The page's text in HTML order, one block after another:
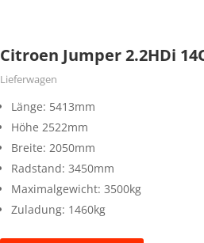
Citroen Jumper 2.2HDi
Lieferwagen
Länge: 5413mm
Höhe 2522mm
Breite: 2050mm
Radstand: 3450mm
Maximalgewicht: 3500kg
Zuladung: 1460kg